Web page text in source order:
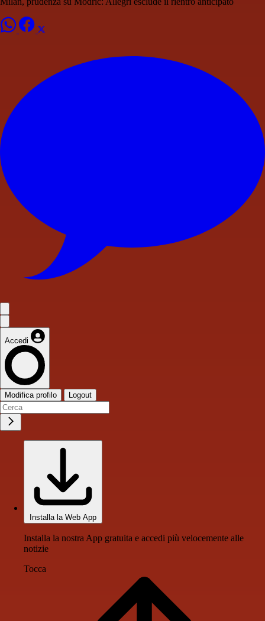
Accedi
Modifica profilo Logout
Installa la Web App
Installa la nostra App gratuita e accedi più velocemente alle
notizie
Tocca